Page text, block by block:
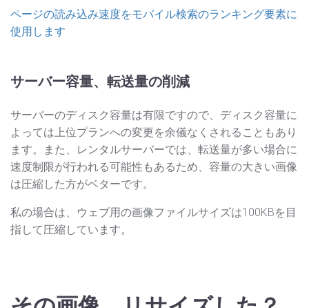
ページの読み込み速度をモバイル検索のランキング要素に
使用します
サーバー容量、転送量の削減
サーバーのディスク容量は有限ですので、ディスク容量に
よっては上位プランへの変更を余儀なくされることもあり
ます。また、レンタルサーバーでは、転送量が多い場合に
速度制限が行われる可能性もあるため、容量の大きい画像
は圧縮した方がベターです。
私の場合は、ウェブ用の画像ファイルサイズは100KBを目
指して圧縮しています。